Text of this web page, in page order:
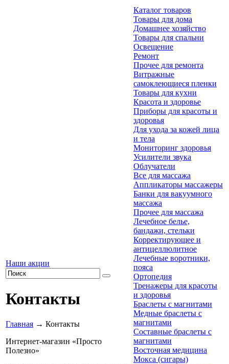
Наши акции
Контакты
Главная → Контакты
Интернет-магазин «Просто
Полезно»
Каталог товаров
Товары для дома
Домашнее хозяйство
Товары для спальни
Освещение
Ремонт
Прочее для ремонта
Витражные
самоклеющиеся пленки
Товары для кухни
Красота и здоровье
Приборы для красоты и
здоровья
Для ухода за кожей лица
и тела
Мониторинг здоровья
Усилители звука
Облучатели
Все для массажа
Аппликаторы массажеры
Банки для вакуумного
массажа
Прочее для массажа
Лечебное белье,
бандажи, стельки
Корректирующее и
антицеллюлитное
Лечебные воротники,
пояса
Ортопедия
Тренажеры для красоты
и здоровья
Браслеты с магнитами
Медные браслеты с
магнитами
Составные браслеты с
магнитами
Восточная медицина
Мокса (сигары)